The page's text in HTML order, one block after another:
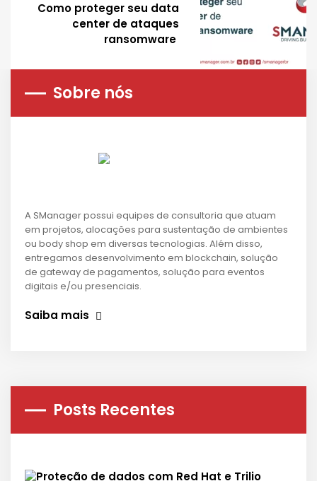
Como proteger seu data
center de ataques
ransomware
Sobre nós
A SManager possui equipes de consultoria que atuam
em projetos, alocações para sustentação de ambientes
ou body shop em diversas tecnologias. Além disso,
entregamos desenvolvimento em blockchain, solução
de gateway de pagamentos, solução para eventos
digitais e/ou presenciais.
Saiba mais
Posts Recentes